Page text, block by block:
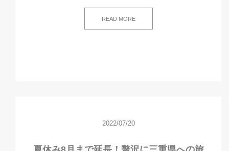
READ MORE
2022/07/20